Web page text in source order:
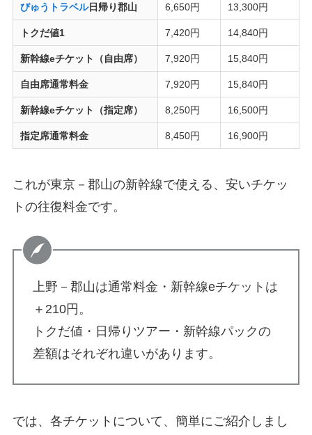
びゅうトラベル日帰り郡山 6,650円 13,300円
トクだ値1 7,420円 14,840円
新幹線eチケット（自由席） 7,920円 15,840円
自由席通常料金 7,920円 15,840円
新幹線eチケット（指定席） 8,250円 16,500円
指定席通常料金 8,450円 16,900円
これが東京－郡山の新幹線で使える、安いチケッ
トの往復料金です。
上野－郡山は通常料金・新幹線eチケットは
＋210円。
トクだ値・日帰りツアー・新幹線パックの
差額はそれぞれ違いがあります。
では、各チケットについて、簡単にご紹介しまし